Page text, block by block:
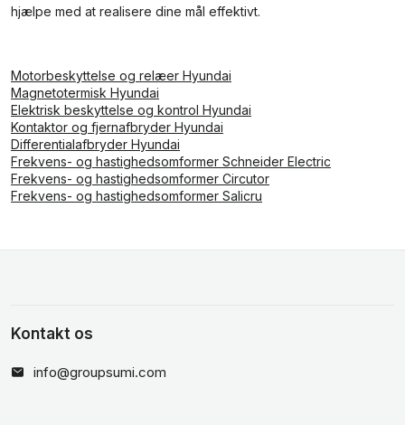
hjælpe med at realisere dine mål effektivt.
Motorbeskyttelse og relæer Hyundai
Magnetotermisk Hyundai
Elektrisk beskyttelse og kontrol Hyundai
Kontaktor og fjernafbryder Hyundai
Differentialafbryder Hyundai
Frekvens- og hastighedsomformer Schneider Electric
Frekvens- og hastighedsomformer Circutor
Frekvens- og hastighedsomformer Salicru
Kontakt os
info@groupsumi.com